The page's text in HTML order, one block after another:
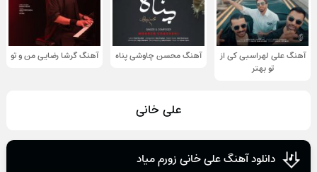
آهنگ علی لهراسبی کی از
تو ‌بهتر
آهنگ محسن چاوشی پناه آهنگ گرشا رضایی من و تو
علی خانی
دانلود آهنگ علی خانی زورم میاد